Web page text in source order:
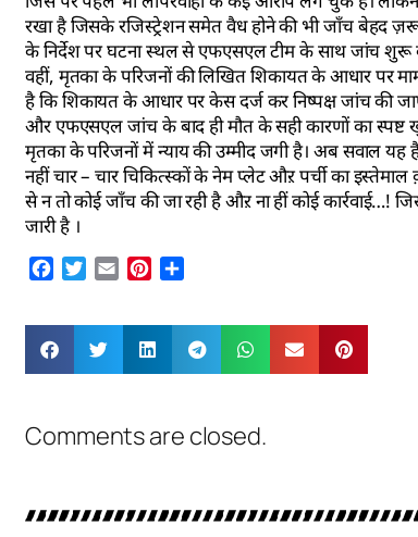
रखा है जिसके रजिस्ट्रेशन समेत वैध होने की भी जाँच बेहद
के निर्देश पर घटना स्थल से एफएसएल टीम के साथ जांच शुरू
वहीं, मृतका के परिजनों की लिखित शिकायत के आधार पर
है कि शिकायत के आधार पर केस दर्ज कर निष्पक्ष जांच की
और एफएसएल जांच के बाद ही मौत के सही कारणों का स्पष्ट
मृतका के परिजनों में न्याय की उम्मीद जगी है। अब सवाल यह
नहीं चार – चार चिकित्स्कों के नेम प्लेट औऱ पर्ची का
से न तो कोई जाँच की जा रही है औऱ ना हीं कोई कार्रवाई…!
जारी है ।
Facebook
Twitter
Email Pinterest
Comments are closed.